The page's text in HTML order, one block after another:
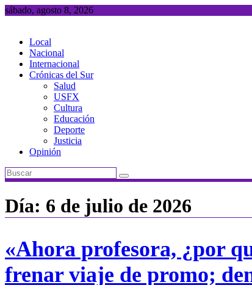
Saltar
sábado, agosto 8, 2026
Local
Nacional
Internacional
Crónicas del Sur
Salud
USFX
Cultura
Educación
Deporte
Justicia
Opinión
Día: 6 de julio de 2026
«Ahora profesora, ¿por
frenar viaje de promo;